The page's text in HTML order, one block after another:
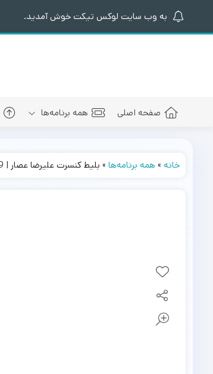
به وب سایت لوکس تیکت خوش آمدید.
صفحه اصلی همه برنامه‌ها
خانه» همه برنامه‌ها» بلیط کنسرت علیرضا عصار | 19 مهر 1403